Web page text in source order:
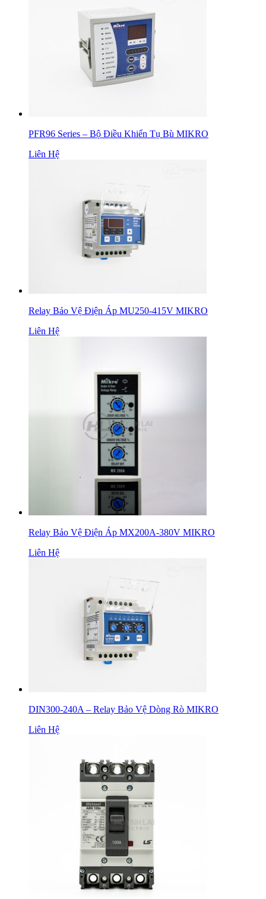
PFR96 Series – Bộ Điều Khiển Tụ Bù MIKRO
Liên Hệ
Relay Bảo Vệ Điện Áp MU250-415V MIKRO
Liên Hệ
Relay Bảo Vệ Điện Áp MX200A-380V MIKRO
Liên Hệ
DIN300-240A – Relay Bảo Vệ Dòng Rò MIKRO
Liên Hệ